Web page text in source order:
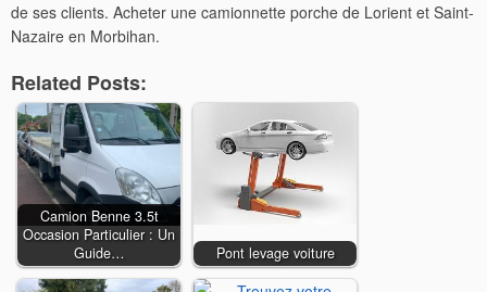
de ses clients. Acheter une camionnette porche de Lorient et Saint-
Nazaire en Morbihan.
Related Posts:
Camion Benne 3.5t
Occasion Particulier : Un
Guide…
Pont levage voiture